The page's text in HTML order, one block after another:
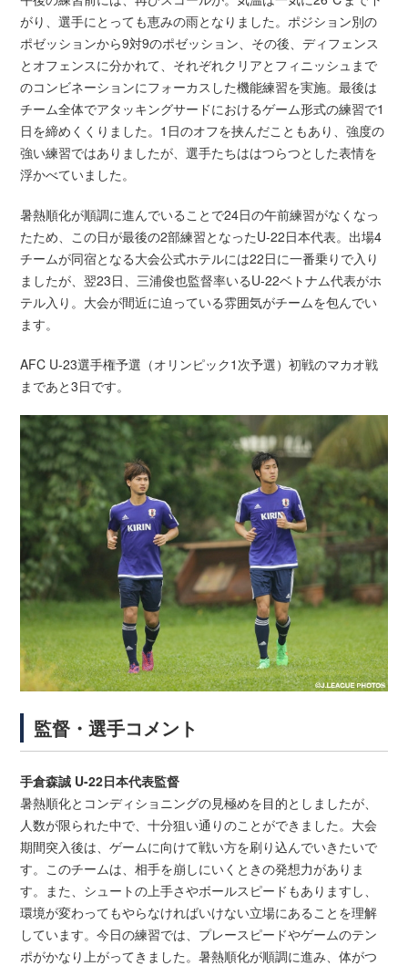
がり、選手にとっても恵みの雨となりました。ポジション別の
ポゼッションから9対9のポゼッション、その後、ディフェンス
とオフェンスに分かれて、それぞれクリアとフィニッシュまで
のコンビネーションにフォーカスした機能練習を実施。最後は
チーム全体でアタッキングサードにおけるゲーム形式の練習で1
日を締めくくりました。1日のオフを挟んだこともあり、強度の
強い練習ではありましたが、選手たちははつらつとした表情を
浮かべていました。
暑熱順化が順調に進んでいることで24日の午前練習がなくなっ
たため、この日が最後の2部練習となったU-22日本代表。出場4
チームが同宿となる大会公式ホテルには22日に一番乗りで入り
ましたが、翌23日、三浦俊也監督率いるU-22ベトナム代表がホ
テル入り。大会が間近に迫っている雰囲気がチームを包んでい
ます。
AFC U-23選手権予選（オリンピック1次予選）初戦のマカオ戦
まであと3日です。
監督・選手コメント
手倉森誠 U-22日本代表監督
暑熱順化とコンディショニングの見極めを目的としましたが、
人数が限られた中で、十分狙い通りのことができました。大会
期間突入後は、ゲームに向けて戦い方を刷り込んでいきたいで
す。このチームは、相手を崩しにいくときの発想力がありま
す。また、シュートの上手さやボールスピードもありますし、
環境が変わってもやらなければいけない立場にあることを理解
しています。今日の練習では、プレースピードやゲームのテン
ポがかなり上がってきました。暑熱順化が順調に進み、体がつ